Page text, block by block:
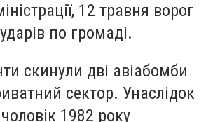
12 травня ворог
по громаді.
скинули дві авіабомби
сектор. Унаслідок
1982 року